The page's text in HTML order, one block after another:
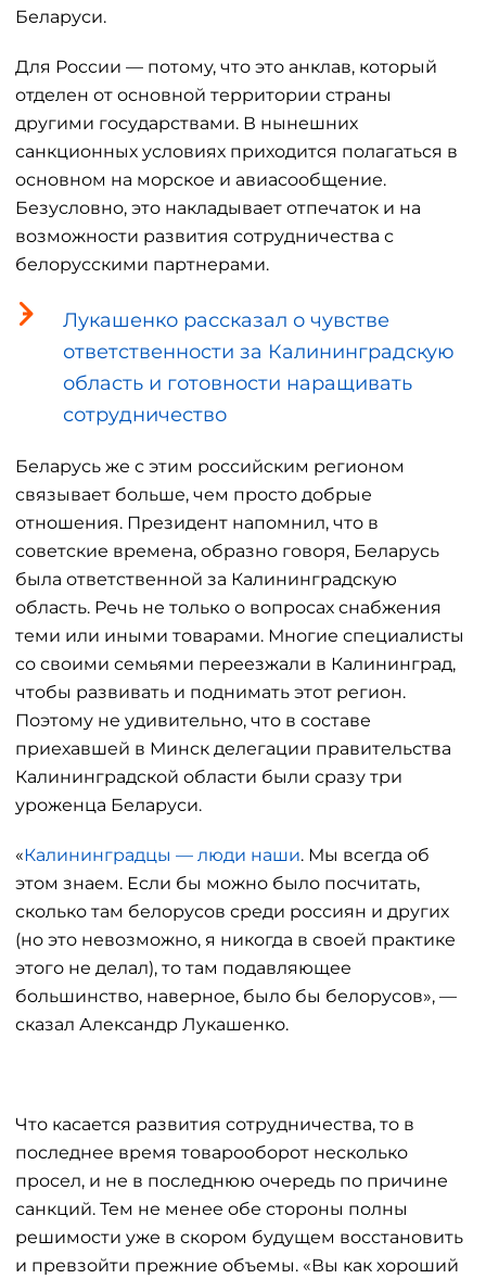
Беларуси.
Для России — потому, что это анклав, который
отделен от основной территории страны
другими государствами. В нынешних
санкционных условиях приходится полагаться в
основном на морское и авиасообщение.
Безусловно, это накладывает отпечаток и на
возможности развития сотрудничества с
белорусскими партнерами.
Лукашенко рассказал о чувстве
ответственности за Калининградскую
область и готовности наращивать
сотрудничество
Беларусь же с этим российским регионом
связывает больше, чем просто добрые
отношения. Президент напомнил, что в
советские времена, образно говоря, Беларусь
была ответственной за Калининградскую
область. Речь не только о вопросах снабжения
теми или иными товарами. Многие специалисты
со своими семьями переезжали в Калининград,
чтобы развивать и поднимать этот регион.
Поэтому не удивительно, что в составе
приехавшей в Минск делегации правительства
Калининградской области были сразу три
уроженца Беларуси.
«Калининградцы — люди наши. Мы всегда об
этом знаем. Если бы можно было посчитать,
сколько там белорусов среди россиян и других
(но это невозможно, я никогда в своей практике
этого не делал), то там подавляющее
большинство, наверное, было бы белорусов», —
сказал Александр Лукашенко.
Что касается развития сотрудничества, то в
последнее время товарооборот несколько
просел, и не в последнюю очередь по причине
санкций. Тем не менее обе стороны полны
решимости уже в скором будущем восстановить
и превзойти прежние объемы. «Вы как хороший